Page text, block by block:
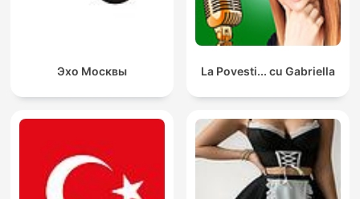
Эхо Москвы La Povesti... cu Gabriella